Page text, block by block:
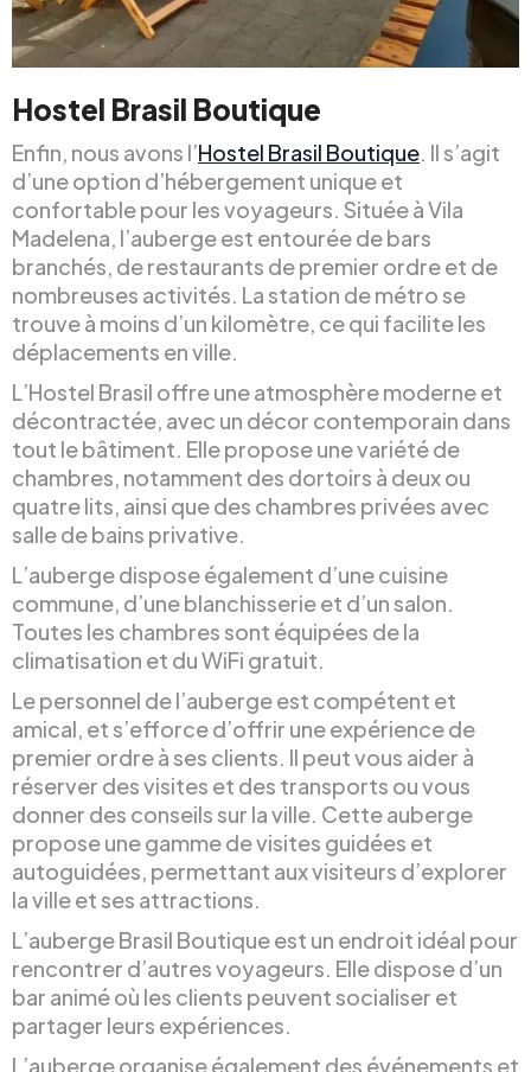
Hostel Brasil Boutique
Enfin, nous avons l’Hostel Brasil Boutique . Il s’agit
d’une option d’hébergement unique et
confortable pour les voyageurs. Située à Vila
Madelena, l’auberge est entourée de bars
branchés, de restaurants de premier ordre et de
nombreuses activités. La station de métro se
trouve à moins d’un kilomètre, ce qui facilite les
déplacements en ville.
L’Hostel Brasil offre une atmosphère moderne et
décontractée, avec un décor contemporain dans
tout le bâtiment. Elle propose une variété de
chambres, notamment des dortoirs à deux ou
quatre lits, ainsi que des chambres privées avec
salle de bains privative.
L’auberge dispose également d’une cuisine
commune, d’une blanchisserie et d’un salon.
Toutes les chambres sont équipées de la
climatisation et du WiFi gratuit.
Le personnel de l’auberge est compétent et
amical, et s’efforce d’offrir une expérience de
premier ordre à ses clients. Il peut vous aider à
réserver des visites et des transports ou vous
donner des conseils sur la ville. Cette auberge
propose une gamme de visites guidées et
autoguidées, permettant aux visiteurs d’explorer
la ville et ses attractions.
L’auberge Brasil Boutique est un endroit idéal pour
rencontrer d’autres voyageurs. Elle dispose d’un
bar animé où les clients peuvent socialiser et
partager leurs expériences.
L’auberge organise également des événements et